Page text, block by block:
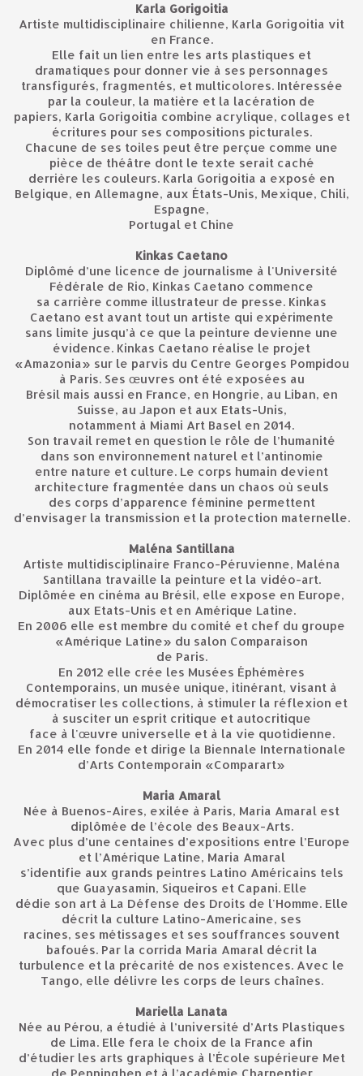
Karla Gorigoitia
Artiste multidisciplinaire chilienne, Karla Gorigoitia vit
en France.
Elle fait un lien entre les arts plastiques et
dramatiques pour donner vie à ses personnages
transfigurés, fragmentés, et multicolores. Intéressée
par la couleur, la matière et la lacération de
papiers, Karla Gorigoitia combine acrylique, collages et
écritures pour ses compositions picturales.
Chacune de ses toiles peut être perçue comme une
pièce de théâtre dont le texte serait caché
derrière les couleurs. Karla Gorigoitia a exposé en
Belgique, en Allemagne, aux États-Unis, Mexique, Chili,
Espagne,
Portugal et Chine
Kinkas Caetano
Diplômé d’une licence de journalisme à l'Université
Fédérale de Rio, Kinkas Caetano commence
sa carrière comme illustrateur de presse. Kinkas
Caetano est avant tout un artiste qui expérimente
sans limite jusqu’à ce que la peinture devienne une
évidence. Kinkas Caetano réalise le projet
«Amazonia» sur le parvis du Centre Georges Pompidou
à Paris. Ses œuvres ont été exposées au
Brésil mais aussi en France, en Hongrie, au Liban, en
Suisse, au Japon et aux Etats-Unis,
notamment à Miami Art Basel en 2014.
Son travail remet en question le rôle de l’humanité
dans son environnement naturel et l’antinomie
entre nature et culture. Le corps humain devient
architecture fragmentée dans un chaos où seuls
des corps d’apparence féminine permettent
d’envisager la transmission et la protection maternelle.
Maléna Santillana
Artiste multidisciplinaire Franco-Péruvienne, Maléna
Santillana travaille la peinture et la vidéo-art.
Diplômée en cinéma au Brésil, elle expose en Europe,
aux Etats-Unis et en Amérique Latine.
En 2006 elle est membre du comité et chef du groupe
«Amérique Latine» du salon Comparaison
de Paris.
En 2012 elle crée les Musées Éphémères
Contemporains, un musée unique, itinérant, visant à
démocratiser les collections, à stimuler la réflexion et
à susciter un esprit critique et autocritique
face à l'œuvre universelle et à la vie quotidienne.
En 2014 elle fonde et dirige la Biennale Internationale
d’Arts Contemporain «Comparart»
Maria Amaral
Née à Buenos-Aires, exilée à Paris, Maria Amaral est
diplômée de l’école des Beaux-Arts.
Avec plus d’une centaines d’expositions entre l’Europe
et l’Amérique Latine, Maria Amaral
s’identifie aux grands peintres Latino Américains tels
que Guayasamin, Siqueiros et Capani. Elle
dédie son art à La Défense des Droits de l'Homme. Elle
décrit la culture Latino-Americaine, ses
racines, ses métissages et ses souffrances souvent
bafoués. Par la corrida Maria Amaral décrit la
turbulence et la précarité de nos existences. Avec le
Tango, elle délivre les corps de leurs chaînes.
Mariella Lanata
Née au Pérou, a étudié à l’université d’Arts Plastiques
de Lima. Elle fera le choix de la France afin
d’étudier les arts graphiques à l’École supérieure Met